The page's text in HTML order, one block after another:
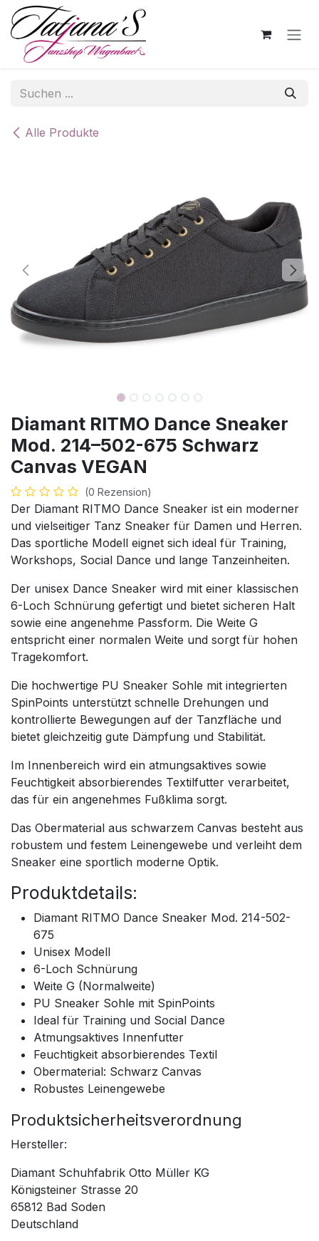
Zum Inhalt springen
Alle Produkte
Diamant RITMO Dance Sneaker
Mod. 214–502-675 Schwarz
Canvas VEGAN
(0 Rezension)
Der Diamant RITMO Dance Sneaker ist ein moderner
und vielseitiger Tanz Sneaker für Damen und Herren.
Das sportliche Modell eignet sich ideal für Training,
Workshops, Social Dance und lange Tanzeinheiten.
Der unisex Dance Sneaker wird mit einer klassischen
6-Loch Schnürung gefertigt und bietet sicheren Halt
sowie eine angenehme Passform. Die Weite G
entspricht einer normalen Weite und sorgt für hohen
Tragekomfort.
Die hochwertige PU Sneaker Sohle mit integrierten
SpinPoints unterstützt schnelle Drehungen und
kontrollierte Bewegungen auf der Tanzfläche und
bietet gleichzeitig gute Dämpfung und Stabilität.
Im Innenbereich wird ein atmungsaktives sowie
Feuchtigkeit absorbierendes Textilfutter verarbeitet,
das für ein angenehmes Fußklima sorgt.
Das Obermaterial aus schwarzem Canvas besteht aus
robustem und festem Leinengewebe und verleiht dem
Sneaker eine sportlich moderne Optik.
Produktdetails:
Diamant RITMO Dance Sneaker Mod. 214-502-
675
Unisex Modell
6-Loch Schnürung
Weite G (Normalweite)
PU Sneaker Sohle mit SpinPoints
Ideal für Training und Social Dance
Atmungsaktives Innenfutter
Feuchtigkeit absorbierendes Textil
Obermaterial: Schwarz Canvas
Robustes Leinengewebe
Produktsicherheitsverordnung
Hersteller:
Diamant Schuhfabrik Otto Müller KG
Königsteiner Strasse 20
65812 Bad Soden
Deutschland